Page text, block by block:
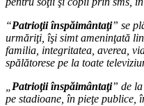
“Patrioţii înspăimântaţi” se
urmăriţi, îşi simt ameninţată
familia, integritatea, averea,
spălătorese pe la toate
„Patrioţii înspăimântaţi” de
pe stadioane, în pieţe publice,